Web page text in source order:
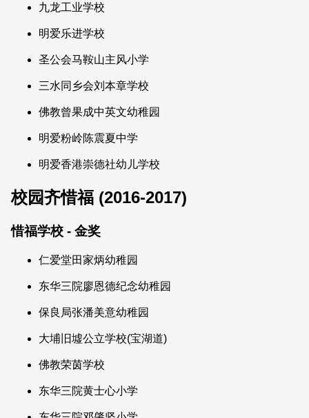
九龙工业学校
明爱乐进学校
圣公会马鞍山主风小学
三水同乡会刘本章学校
佛教曾果成中英文幼稚园
明爱粉岭陈震夏中学
明爱香港崇德社幼儿学校
校园齐惜福 (2016-2017)
惜福学校 - 金奖
仁爱堂田家炳幼稚园
东华三院廖恩德纪念幼稚园
保良局张潘美意幼稚园
大埔旧墟公立学校(宝湖道)
佛教荣茵学校
东华三院黄士心小学